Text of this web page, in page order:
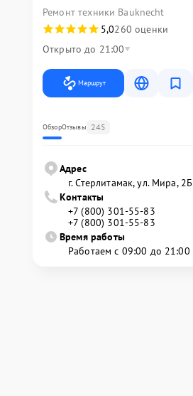
Ремонт техники Bauknecht
5,0260 оценки
Открыто до 21:00
Маршрут
ОбзорОтзывы 245
Адрес
г. Стерлитамак, ул. Мира, 2Б
Контакты
+7 (800) 301-55-83
+7 (800) 301-55-83
Время работы
Работаем с 09:00 до 21:00